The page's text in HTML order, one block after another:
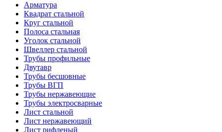
Арматура
Квадрат стальной
Круг стальной
Полоса стальная
Уголок стальной
Швеллер стальной
Трубы профильные
Двутавр
Трубы бесшовные
Трубы ВГП
Трубы нержавеющие
Трубы электросварные
Лист стальной
Лист нержавеющий
Лист рифленый